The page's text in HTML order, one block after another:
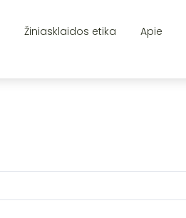
Žiniasklaidos etika Apie